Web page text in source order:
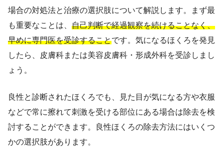
場合の対処法と治療の選択肢について解説します。まず最
も重要なことは、 自己判断で経過観察を続けることなく、
早めに専門医を受診することです。気になるほくろを発見
したら、皮膚科または美容皮膚科・形成外科を受診しまし
ょう。
良性と診断されたほくろでも、見た目が気になる方や衣服
などで常に擦れて刺激を受ける部位にある場合は除去を検
討することができます。良性ほくろの除去方法にはいくつ
かの選択肢があります。